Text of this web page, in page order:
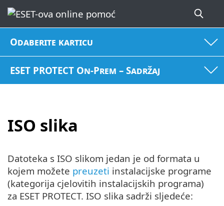
Odaberite karticu
ESET PROTECT On-Prem – Sadržaj
ISO slika
Datoteka s ISO slikom jedan je od formata u
kojem možete preuzeti instalacijske programe
(kategorija cjelovitih instalacijskih programa)
za ESET PROTECT. ISO slika sadrži sljedeće: